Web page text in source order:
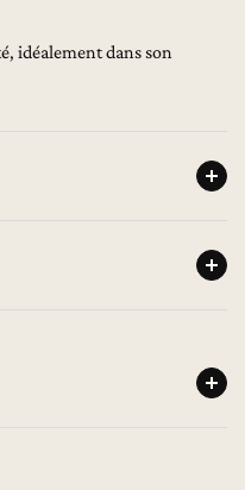
idéalement dans son